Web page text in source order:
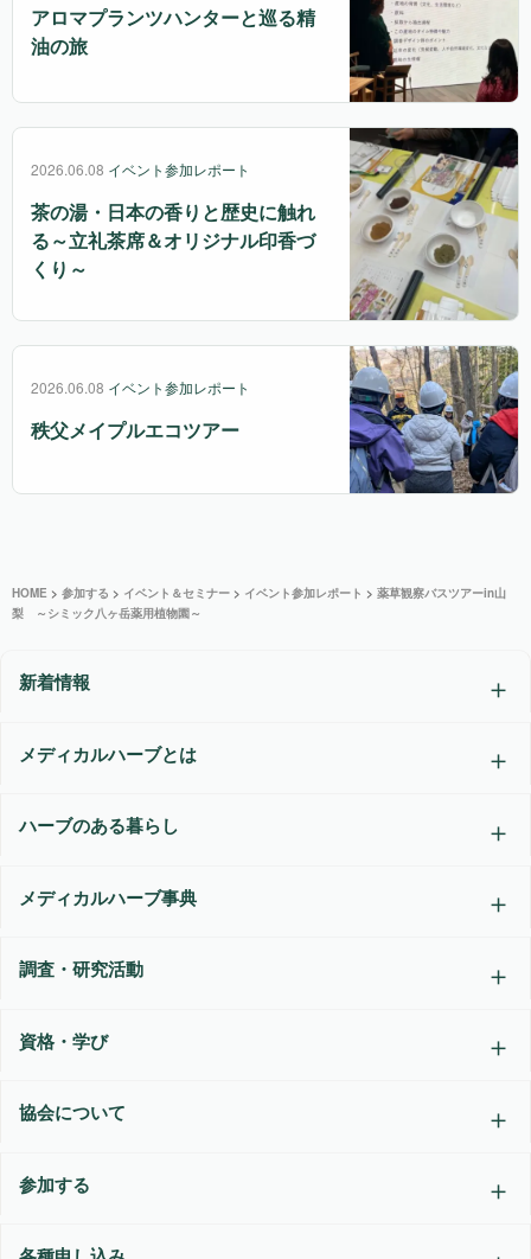
アロマプランツハンターと巡る精
油の旅
2026.06.08 イベント参加レポート
茶の湯・日本の香りと歴史に触れ
る～立礼茶席＆オリジナル印香づ
くり～
2026.06.08 イベント参加レポート
秩父メイプルエコツアー
HOME > 参加する > イベント＆セミナー > イベント参加レポート > 薬草観察バスツアーin山
梨 ～シミック八ヶ岳薬用植物園～
新着情報
メディカルハーブとは
ハーブのある暮らし
メディカルハーブ事典
調査・研究活動
資格・学び
協会について
参加する